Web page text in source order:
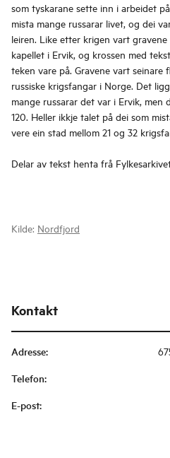
som tyskarane sette inn i arbeidet
mista mange russarar livet, og dei
leiren. Like etter krigen vart
kapellet i Ervik, og krossen med
teken vare på. Gravene vart
russiske krigsfangar i Norge. Det
mange russarar det var i Ervik, men
120. Heller ikkje talet på dei som
vere ein stad mellom 21 og 32
Delar av tekst henta frå
Kilde: Nordfjord
Kontakt
Adresse:
Telefon:
E-post: